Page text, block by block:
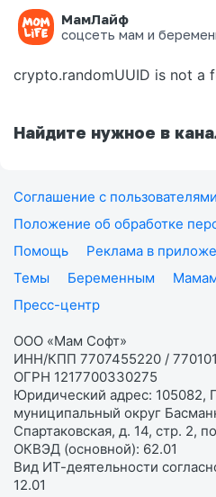
МамЛайф
соцсеть мам и
Ошибка на
crypto.randomUUID is not a
Найдите нужное в
Соглашение с пользователями
Положение об обработке
Помощь
Реклама в
Темы
Беременным
Пресс-центр
ООО «Мам Софт»
ИНН/КПП 7707455220 /
ОГРН 1217700330275
Юридический адрес: 105082,
муниципальный округ
Спартаковская, д. 14, стр. 2,
ОКВЭД (основной): 62.01
Вид ИТ-деятельности
12.01